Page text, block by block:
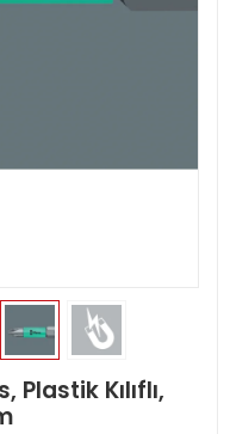
Plastik Kılıflı,